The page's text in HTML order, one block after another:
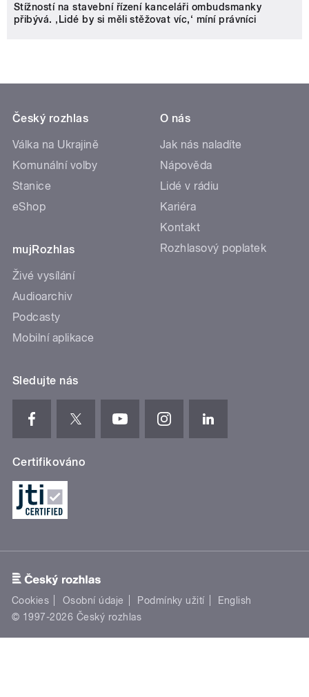
Stížností na stavební řízení kanceláři ombudsmanky
přibývá. ‚Lidé by si měli stěžovat víc,‘ míní právníci
Český rozhlas
Válka na Ukrajině
Komunální volby
Stanice
eShop
mujRozhlas
Živé vysílání
Audioarchiv
Podcasty
Mobilní aplikace
O nás
Jak nás naladíte
Nápověda
Lidé v rádiu
Kariéra
Kontakt
Rozhlasový poplatek
Sledujte nás
Certifikováno
Cookies Osobní údaje Podmínky užití
English
© 1997-2026 Český rozhlas